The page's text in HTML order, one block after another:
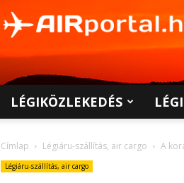
LÉGIKÖZLEKEDÉS
Címlap Légiáru-szállítás, air cargo A
Légiáru-szállítás, air cargo